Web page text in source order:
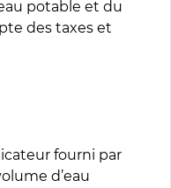
potable et du
des taxes et
fourni par
d’eau